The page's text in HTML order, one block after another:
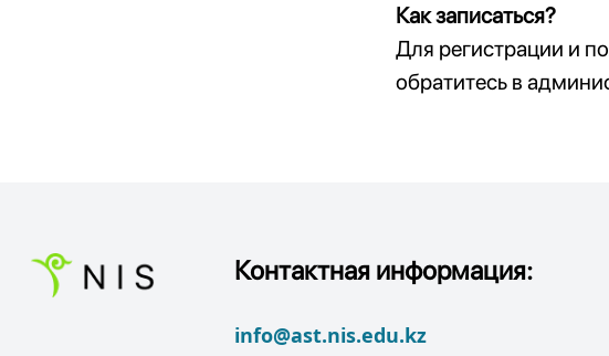
Как записаться?
Для регистрации и
обратитесь в
Контактная информация:
info@ast.nis.edu.kz